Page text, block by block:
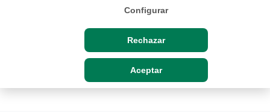
Configurar
Rechazar
Aceptar